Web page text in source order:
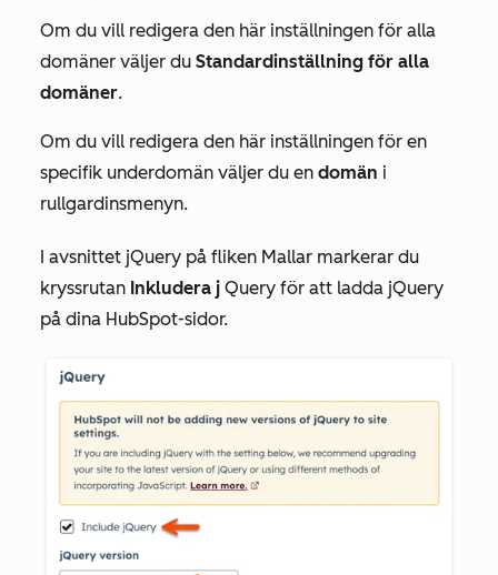
Om du vill redigera den här inställningen för alla
domäner väljer du Standardinställning för alla
domäner.
Om du vill redigera den här inställningen för en
specifik underdomän väljer du en domän i
rullgardinsmenyn.
I avsnittet jQuery på fliken Mallar markerar du
kryssrutan Inkludera j Query för att ladda jQuery
på dina HubSpot-sidor.